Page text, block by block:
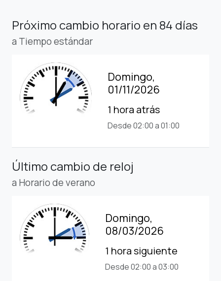
Próximo cambio horario en 84 días
a Tiempo estándar
Domingo,
01/11/2026
1 hora atrás
Desde 02:00 a 01:00
Último cambio de reloj
a Horario de verano
Domingo,
08/03/2026
1 hora siguiente
Desde 02:00 a 03:00